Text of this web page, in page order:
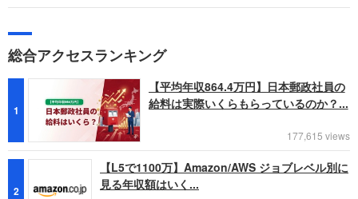
総合アクセスランキング
1
【平均年収864.4万円】日本郵政社員の
給料は実際いくらもらっているのか？...
177,615 views
2
【L5で1100万】Amazon/AWS ジョブレベル別に
見る年収額はいく...